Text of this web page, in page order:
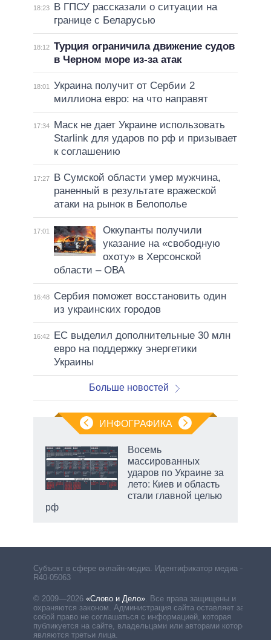
18:23
В ГПСУ рассказали о ситуации на
границе с Беларусью
18:12 Турция ограничила движение судов
в Черном море из-за атак
18:01
Украина получит от Сербии 2
миллиона евро: на что направят
17:34
Маск не дает Украине использовать
Starlink для ударов по рф и призывает
к соглашению
17:27
В Сумской области умер мужчина,
раненный в результате вражеской
атаки на рынок в Белополье
17:01
Оккупанты получили
указание на «свободную
охоту» в Херсонской
области – ОВА
16:48
Сербия поможет восстановить один
из украинских городов
16:42
ЕС выделил дополнительные 30 млн
евро на поддержку энергетики
Украины
Больше новостей
ИНФОГРАФИКА
Восемь
массированных
ударов по Украине за
лето: Киев и область
стали главной целью
рф
Субъект в сфере онлайн-медиа. Идентификатор медиа –
R40-05063
© 2009—2026 «Слово и Дело» Все права защищены и
охраняются законом. Администрация сайта оставляет за
собой право не соглашаться с информацией, которая
публикуется на сайте, владельцами или авторами которой
являются третьи лица.